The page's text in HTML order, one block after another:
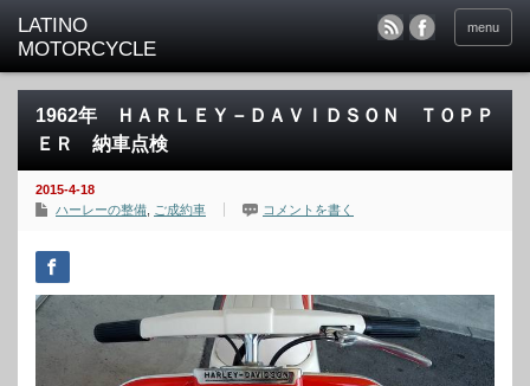
menu
1962年 ＨＡＲＬＥＹ－ＤＡＶＩＤＳＯＮ ＴＯＰＰ
ＥＲ 納車点検
2015-4-18
ハーレーの整備
ご成約車 コメントを書く